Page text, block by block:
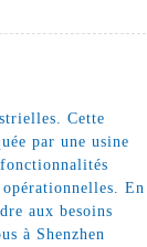
Cette
par une usine
En
aux besoins
à Shenzhen